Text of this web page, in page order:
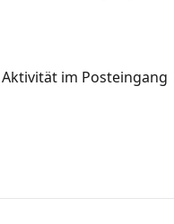
im Posteingang